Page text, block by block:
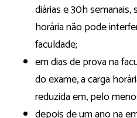
diárias e 30h semanais,
horária não pode
faculdade;
em dias de prova na
do exame, a carga
reduzida em, pelo
depois de um ano na